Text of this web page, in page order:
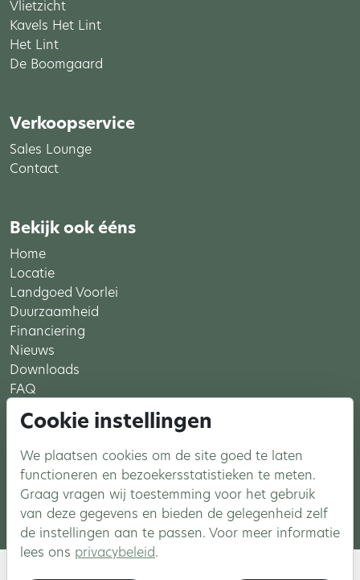
Vlietzicht
Kavels Het Lint
Het Lint
De Boomgaard
Verkoopservice
Sales Lounge
Contact
Bekijk ook ééns
Home
Locatie
Landgoed Voorlei
Duurzaamheid
Financiering
Nieuws
Downloads
FAQ
Meer Voorlei
Aanmelden
Instagram
Facebook
Cookie instellingen
We plaatsen cookies om de site goed te laten
functioneren en bezoekersstatistieken te meten.
Graag vragen wij toestemming voor het gebruik
van deze gegevens en bieden de gelegenheid zelf
de instellingen aan te passen. Voor meer informatie
lees ons privacybeleid.